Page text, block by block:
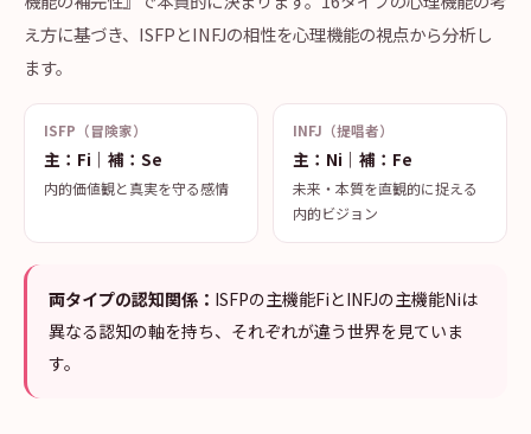
え方に基づき、ISFPとINFJの相性を心理機能の視点から分析し
ます。
ISFP（冒険家）
主：Fi｜補：Se
内的価値観と真実を守る感情
INFJ（提唱者）
主：Ni｜補：Fe
未来・本質を直観的に捉える
内的ビジョン
両タイプの認知関係： ISFPの主機能FiとINFJの主機能Niは
異なる認知の軸を持ち、それぞれが違う世界を見ていま
す。